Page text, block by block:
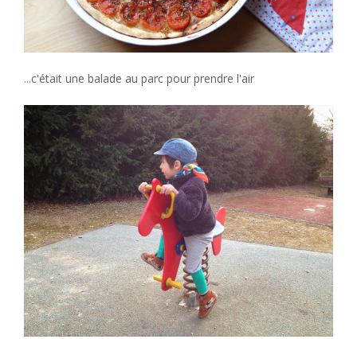
...c'était une balade au parc pour prendre l'air